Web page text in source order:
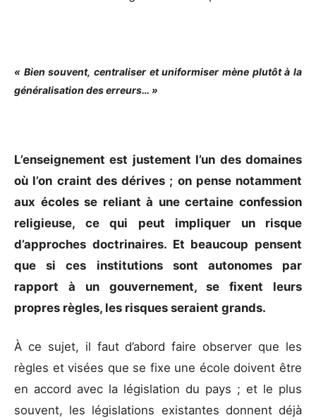
« Bien souvent, centraliser et uniformiser mène plutôt à la
généralisation des erreurs… »
L’enseignement est justement l’un des domaines
où l’on craint des dérives ; on pense notamment
aux écoles se reliant à une certaine confession
religieuse, ce qui peut impliquer un risque
d’approches doctrinaires. Et beaucoup pensent
que si ces institutions sont autonomes par
rapport à un gouvernement, se fixent leurs
propres règles, les risques seraient grands.
À ce sujet, il faut d’abord faire observer que les
règles et visées que se fixe une école doivent être
en accord avec la législation du pays ; et le plus
souvent, les législations existantes donnent déjà